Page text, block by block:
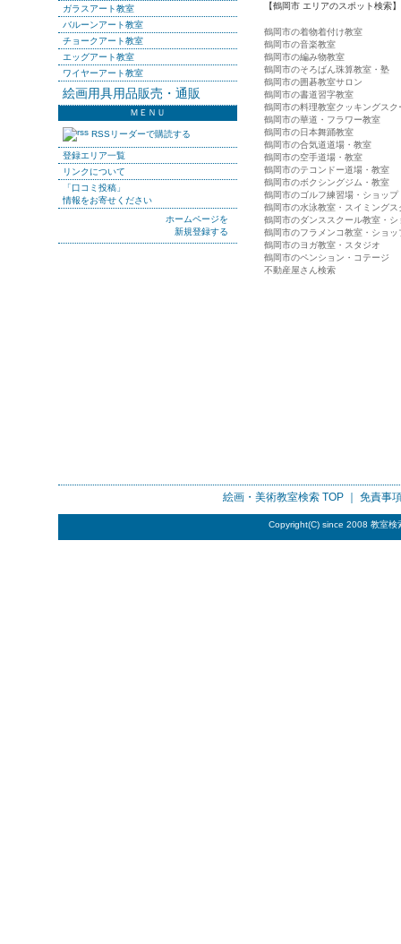
【鶴岡市 エリアのスポット検索】
鶴岡市の着物着付け教室
鶴岡市の音楽教室
鶴岡市の編み物教室
鶴岡市のそろばん珠算教室・塾
鶴岡市の囲碁教室サロン
鶴岡市の書道習字教室
鶴岡市の料理教室クッキングスク
鶴岡市の華道・フラワー教室
鶴岡市の日本舞踊教室
鶴岡市の合気道道場・教室
鶴岡市の空手道場・教室
鶴岡市のテコンドー道場・教室
鶴岡市のボクシングジム・教室
鶴岡市のゴルフ練習場・ショップ
鶴岡市の水泳教室・スイミングス
鶴岡市のダンススクール教室・シ
鶴岡市のフラメンコ教室・ショッ
鶴岡市のヨガ教室・スタジオ
鶴岡市のペンション・コテージ
不動産屋さん検索
ガラスアート教室
バルーンアート教室
チョークアート教室
エッグアート教室
ワイヤーアート教室
絵画用具用品販売・通販
ＭＥＮＵ
RSSリーダーで購読する
登録エリア一覧
リンクについて
「口コミ投稿」
情報をお寄せください
ホームページを
新規登録する
絵画・美術教室検索TOP ｜ 免責事
Copyright(C) since 2008 教室検